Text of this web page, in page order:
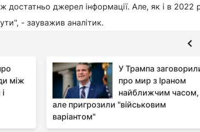
достатньо джерел інформації. Але, як і в 2022
- зауважив аналітик.
між
У Трампа
про мир з Іраном
найближчим часом,
але пригрозили "військовим
варіантом"